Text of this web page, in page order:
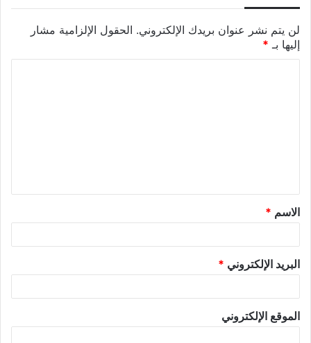
لن يتم نشر عنوان بريدك الإلكتروني. الحقول الإلزامية مشار
إليها بـ *
الاسم *
البريد الإلكتروني *
الموقع الإلكتروني